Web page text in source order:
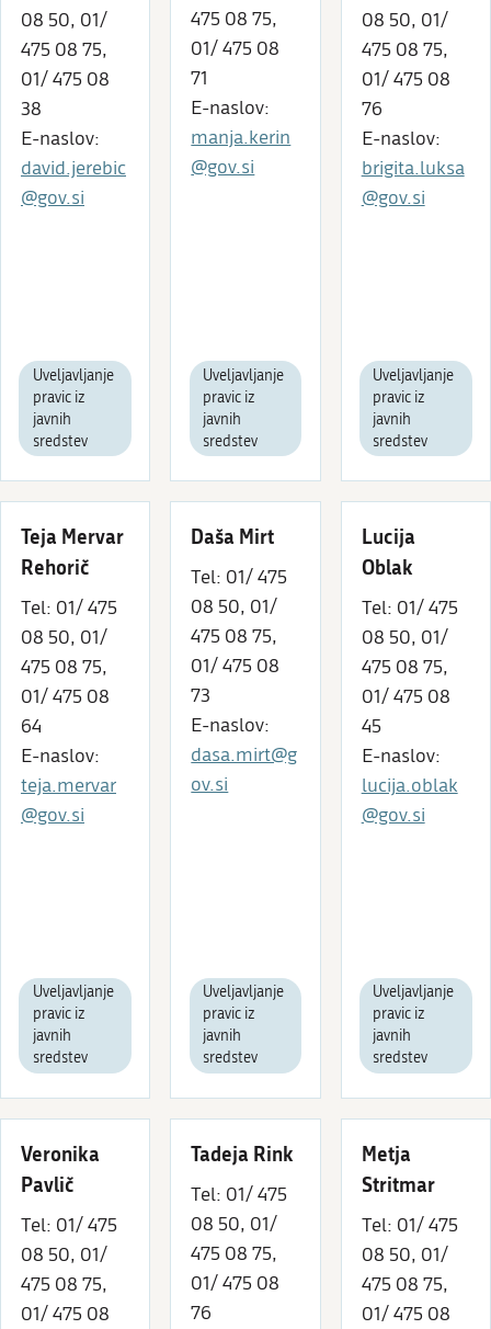
08 50, 01/
475 08 75,
01/ 475 08
38
E-naslov:
david.jerebic
@gov.si
Uveljavljanje
pravic iz
javnih
sredstev
475 08 75,
01/ 475 08
71
E-naslov:
manja.kerin
@gov.si
Uveljavljanje
pravic iz
javnih
sredstev
08 50, 01/
475 08 75,
01/ 475 08
76
E-naslov:
brigita.luksa
@gov.si
Uveljavljanje
pravic iz
javnih
sredstev
Teja Mervar
Rehorič
Tel: 01/ 475
08 50, 01/
475 08 75,
01/ 475 08
64
E-naslov:
teja.mervar
@gov.si
Uveljavljanje
pravic iz
javnih
sredstev
Daša Mirt
Tel: 01/ 475
08 50, 01/
475 08 75,
01/ 475 08
73
E-naslov:
dasa.mirt@g
ov.si
Uveljavljanje
pravic iz
javnih
sredstev
Lucija
Oblak
Tel: 01/ 475
08 50, 01/
475 08 75,
01/ 475 08
45
E-naslov:
lucija.oblak
@gov.si
Uveljavljanje
pravic iz
javnih
sredstev
Veronika
Pavlič
Tel: 01/ 475
08 50, 01/
475 08 75,
01/ 475 08
Tadeja Rink
Tel: 01/ 475
08 50, 01/
475 08 75,
01/ 475 08
76
Metja
Stritmar
Tel: 01/ 475
08 50, 01/
475 08 75,
01/ 475 08